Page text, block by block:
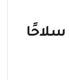
سلاحًا